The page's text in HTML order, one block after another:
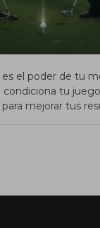
el poder de tu
tu
mejorar tus